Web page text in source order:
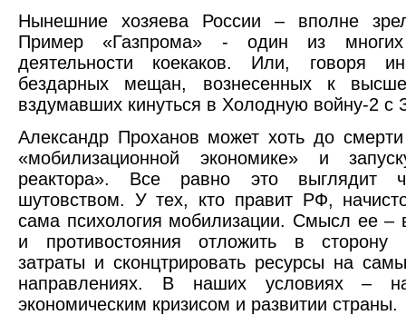
Нынешние хозяева России – вполне
Пример «Газпрома» - один из многих
деятельности коекаков. Или, говоря
бездарных мещан, вознесенных к
вздумавших кинуться в Холодную войну-2 с
Александр Проханов может хоть до
«мобилизационной экономике» и
реактора». Все равно это выглядит
шутовством. У тех, кто правит РФ, начисто
сама психология мобилизации. Смысл ее –
и противостояния отложить в сторону
затраты и сконцтрировать ресурсы на
направлениях. В наших условиях –
экономическим кризисом и развитии страны.